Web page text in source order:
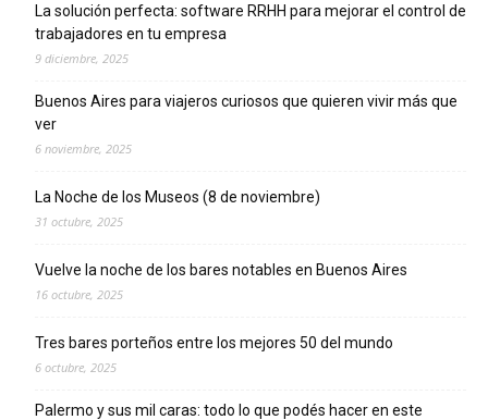
La solución perfecta: software RRHH para mejorar el control de
trabajadores en tu empresa
9 diciembre, 2025
Buenos Aires para viajeros curiosos que quieren vivir más que
ver
6 noviembre, 2025
La Noche de los Museos (8 de noviembre)
31 octubre, 2025
Vuelve la noche de los bares notables en Buenos Aires
16 octubre, 2025
Tres bares porteños entre los mejores 50 del mundo
6 octubre, 2025
Palermo y sus mil caras: todo lo que podés hacer en este